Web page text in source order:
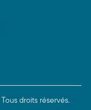
Tous droits réservés.